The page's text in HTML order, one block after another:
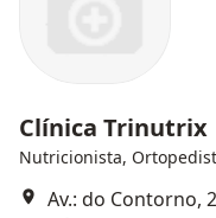
Clínica Trinutrix
Nutricionista,
Av.: do Contorno,